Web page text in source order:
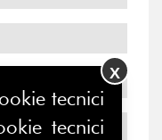
tecnici
tecnici
X